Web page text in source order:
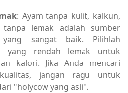
: Ayam tanpa kulit, kalkun,
lemak adalah sumber
sangat baik. Pilihlah
yang rendah lemak untuk
kalori. Jika Anda mencari
jangan ragu untuk
"holycow yang asli".